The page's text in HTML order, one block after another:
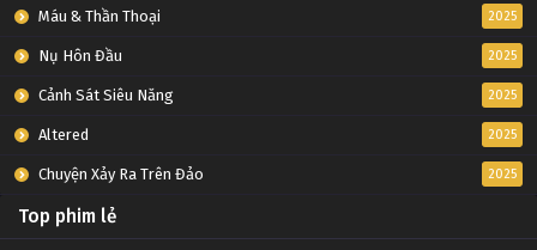
Máu & Thần Thoại 2025
Nụ Hôn Đầu 2025
Cảnh Sát Siêu Năng 2025
Altered 2025
Chuyện Xảy Ra Trên Đảo 2025
Top phim lẻ